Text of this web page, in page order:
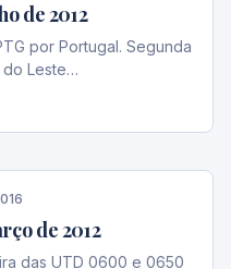
de 2012
por Portugal. Segunda
do Leste…
de 2012
das UTD 0600 e 0650